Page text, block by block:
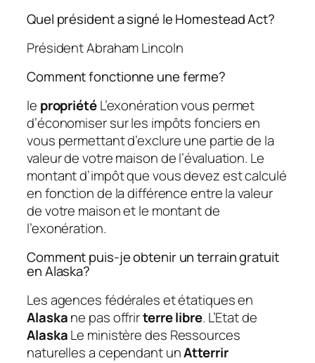
Quel président a signé le Homestead Act?
Président Abraham Lincoln
Comment fonctionne une ferme?
le propriétéL’exonération vous permet
d’économiser sur les impôts fonciers en
vous permettant d’exclure une partie de la
valeur de votre maison de l’évaluation. Le
montant d’impôt que vous devez est calculé
en fonction de la différence entre la valeur
de votre maison et le montant de
l’exonération.
Comment puis-je obtenir un terrain gratuit
en Alaska?
Les agences fédérales et étatiques en
Alaskane pas offrirterre libre. L’Etat de
AlaskaLe ministère des Ressources
naturelles a cependant unAtterrir